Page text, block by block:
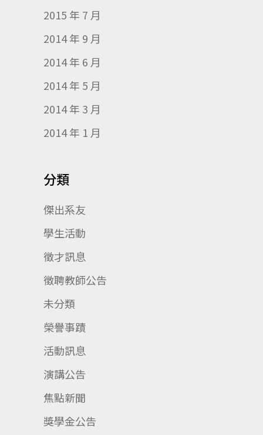
2015 年 7 月
2014 年 9 月
2014 年 6 月
2014 年 5 月
2014 年 3 月
2014 年 1 月
分類
傑出系友
學生活動
徵才訊息
徵聘教師公告
未分類
榮譽事蹟
活動訊息
演講公告
焦點新聞
獎學金公告